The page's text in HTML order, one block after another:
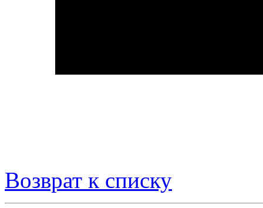
Возврат к списку